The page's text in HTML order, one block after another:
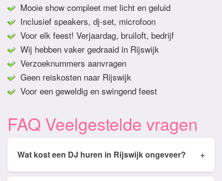
Mooie show compleet met licht en geluid
Inclusief speakers, dj-set, microfoon
Voor elk feest! Verjaardag, bruiloft, bedrijf
Wij hebben vaker gedraaid in Rijswijk
Verzoeknummers aanvragen
Geen reiskosten naar Rijswijk
Voor een geweldig en swingend feest
FAQ Veelgestelde vragen
Wat kost een DJ huren in Rijswijk ongeveer? +